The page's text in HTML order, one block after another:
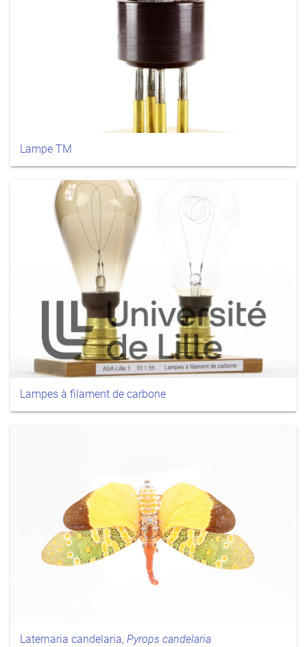
Lampe TM
Lampes à filament de carbone
Laternaria candelaria, Pyrops candelaria